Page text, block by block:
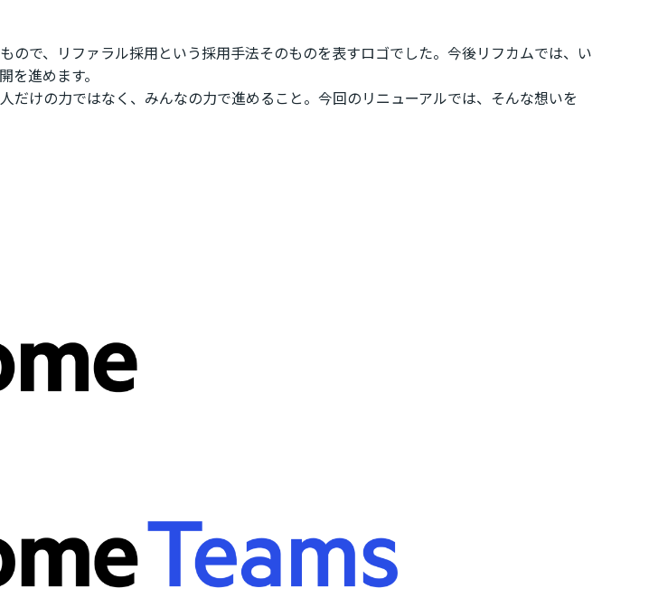
で、リファラル採用という採用手法そのものを表すロゴでした。今後リフカムでは、い
進めます。
けの力ではなく、みんなの力で進めること。今回のリニューアルでは、そんな想いを